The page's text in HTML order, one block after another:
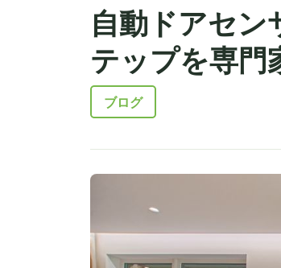
自動ドアセン
テップを専門
ブログ